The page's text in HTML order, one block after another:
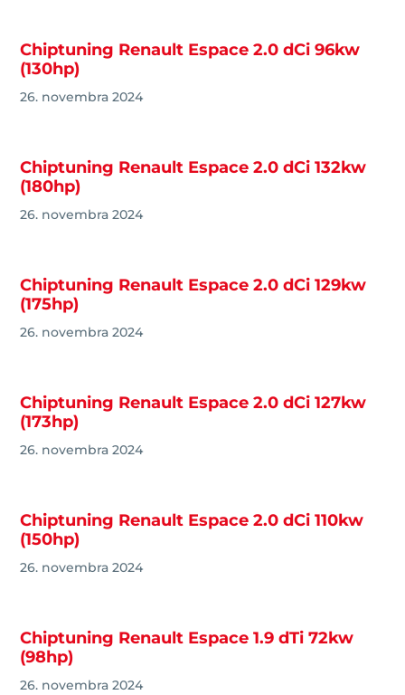
Chiptuning Renault Espace 2.0 dCi 96kw
(130hp)
26. novembra 2024
Chiptuning Renault Espace 2.0 dCi 132kw
(180hp)
26. novembra 2024
Chiptuning Renault Espace 2.0 dCi 129kw
(175hp)
26. novembra 2024
Chiptuning Renault Espace 2.0 dCi 127kw
(173hp)
26. novembra 2024
Chiptuning Renault Espace 2.0 dCi 110kw
(150hp)
26. novembra 2024
Chiptuning Renault Espace 1.9 dTi 72kw
(98hp)
26. novembra 2024